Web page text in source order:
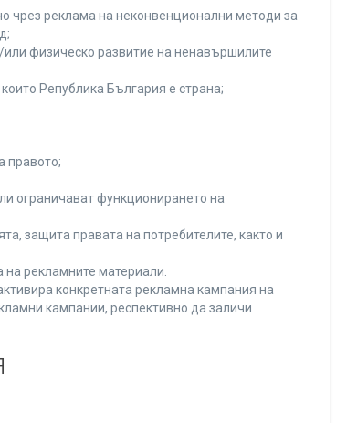
чрез реклама на неконвенционални методи за
физическо развитие на ненавършилите
Република България е страна;
правото;
ограничават функционирането на
защита правата на потребителите, както и
рекламните материали.
конкретната рекламна кампания на
кампании, респективно да заличи